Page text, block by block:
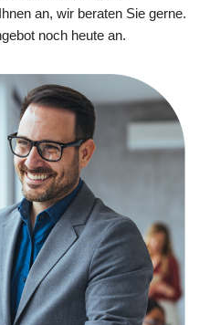
an, wir beraten Sie gerne.
noch heute an.